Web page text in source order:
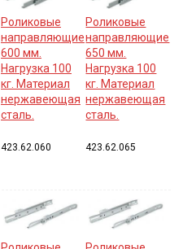
Роликовые
направляющие
600 мм.
Нагрузка 100
кг. Материал
нержавеющая
сталь.
423.62.060
Роликовые
направляющие
650 мм.
Нагрузка 100
кг. Материал
нержавеющая
сталь.
423.62.065